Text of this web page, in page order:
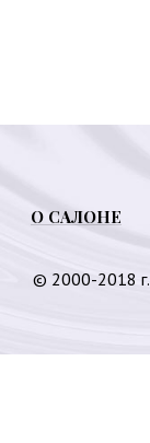
О САЛОНЕ
© 2000-2018 г.